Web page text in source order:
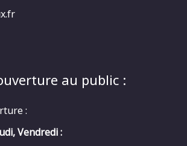
au public :
:
Vendredi :